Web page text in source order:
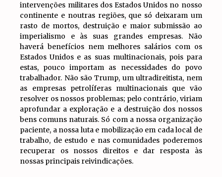
intervenções militares dos Estados Unidos no nosso
continente e noutras regiões, que só deixaram um
rasto de mortos, destruição e maior submissão ao
imperialismo e às suas grandes empresas. Não
haverá benefícios nem melhores salários com os
Estados Unidos e as suas multinacionais, pois para
estas, pouco importam as necessidades do povo
trabalhador. Não são Trump, um ultradireitista, nem
as empresas petrolíferas multinacionais que vão
resolver os nossos problemas; pelo contrário, viriam
aprofundar a exploração e a destruição dos nossos
bens comuns naturais. Só com a nossa organização
paciente, a nossa luta e mobilização em cada local de
trabalho, de estudo e nas comunidades poderemos
recuperar os nossos direitos e dar resposta às
nossas principais reivindicações.